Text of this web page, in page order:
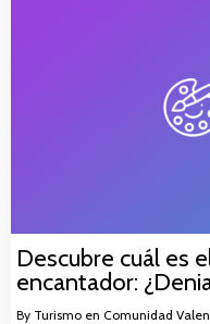
Descubre cuál es
encantador:
By Turismo en Comunidad